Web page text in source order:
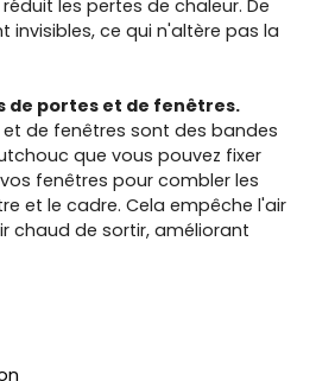
les pertes de chaleur. De
invisibles, ce qui n'altère pas la
de portes et de fenêtres.
de fenêtres sont des bandes
que vous pouvez fixer
fenêtres pour combler les
et le cadre. Cela empêche l'air
chaud de sortir, améliorant